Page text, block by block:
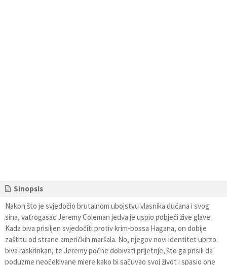
Sinopsis
Nakon što je svjedočio brutalnom ubojstvu vlasnika dućana i svog
sina, vatrogasac Jeremy Coleman jedva je uspio pobjeći žive glave.
Kada biva prisiljen svjedočiti protiv krim-bossa Hagana, on dobije
zaštitu od strane američkih maršala. No, njegov novi identitet ubrzo
biva raskrinkan, te Jeremy počne dobivati prijetnje, što ga prisili da
poduzme neočekivane mjere kako bi sačuvao svoj život i spasio one